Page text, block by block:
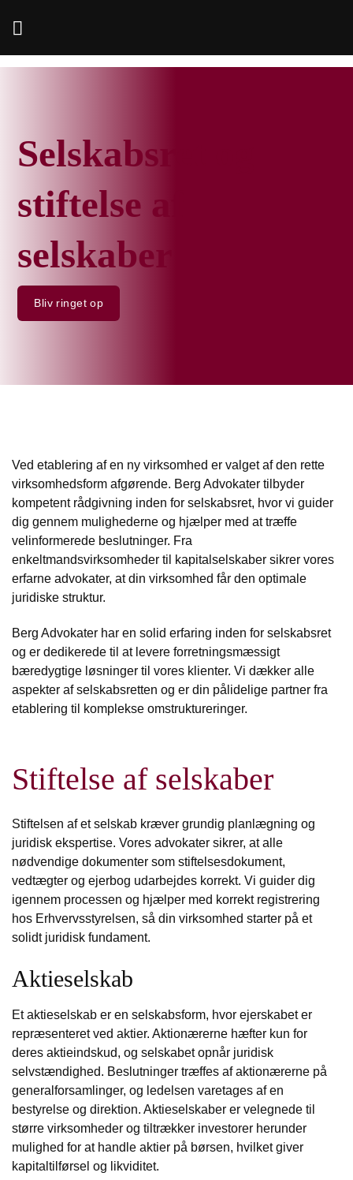
Selskabsret og
stiftelse af
selskaber
Bliv ringet op
Ved etablering af en ny virksomhed er valget af den rette
virksomhedsform afgørende. Berg Advokater tilbyder
kompetent rådgivning inden for selskabsret, hvor vi guider
dig gennem mulighederne og hjælper med at træffe
velinformerede beslutninger. Fra
enkeltmandsvirksomheder til kapitalselskaber sikrer vores
erfarne advokater, at din virksomhed får den optimale
juridiske struktur.
Berg Advokater har en solid erfaring inden for selskabsret
og er dedikerede til at levere forretningsmæssigt
bæredygtige løsninger til vores klienter. Vi dækker alle
aspekter af selskabsretten og er din pålidelige partner fra
etablering til komplekse omstruktureringer.
Stiftelse af selskaber
Stiftelsen af et selskab kræver grundig planlægning og
juridisk ekspertise. Vores advokater sikrer, at alle
nødvendige dokumenter som stiftelsesdokument,
vedtægter og ejerbog udarbejdes korrekt. Vi guider dig
igennem processen og hjælper med korrekt registrering
hos Erhvervsstyrelsen, så din virksomhed starter på et
solidt juridisk fundament.
Aktieselskab
Et aktieselskab er en selskabsform, hvor ejerskabet er
repræsenteret ved aktier. Aktionærerne hæfter kun for
deres aktieindskud, og selskabet opnår juridisk
selvstændighed. Beslutninger træffes af aktionærerne på
generalforsamlinger, og ledelsen varetages af en
bestyrelse og direktion. Aktieselskaber er velegnede til
større virksomheder og tiltrækker investorer herunder
mulighed for at handle aktier på børsen, hvilket giver
kapitaltilførsel og likviditet.